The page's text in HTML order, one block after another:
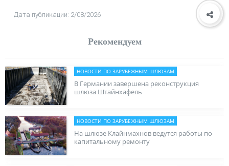
Дата публикации: 2/08/2026
Рекомендуем
НОВОСТИ ПО ЗАРУБЕЖНЫМ ШЛЮЗАМ
В Германии завершена реконструкция
шлюза Штайнхафель
НОВОСТИ ПО ЗАРУБЕЖНЫМ ШЛЮЗАМ
На шлюзе Клайнмахнов ведутся работы по
капитальному ремонту